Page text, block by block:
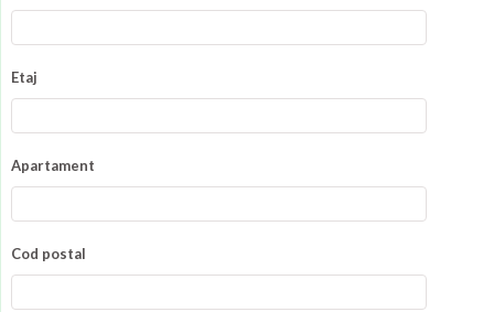
Etaj
Apartament
Cod postal